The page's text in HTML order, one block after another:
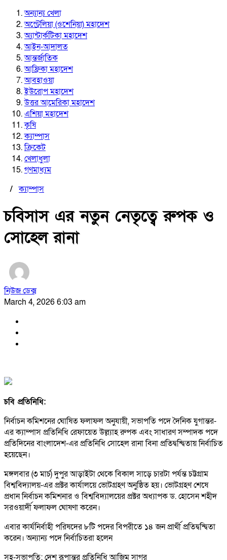
অন্যান্য খেলা
অস্ট্রেলিয়া (ওশেনিয়া) মহাদেশ
অ্যান্টার্কটিকা মহাদেশ
আইন-আদালত
আন্তর্জাতিক
আফ্রিকা মহাদেশ
আবহাওয়া
ইউরোপ মহাদেশ
উত্তর আমেরিকা মহাদেশ
এশিয়া মহাদেশ
কৃষি
ক্যাম্পাস
ক্রিকেট
খেলাধুলা
গণমাধ্যম
/ক্যাম্পাস
চবিসাস এর নতুন নেতৃত্বে রুপক ও
সোহেল রানা
নিউজ ডেক্স
March 4, 2026 6:03 am
চবি প্রতিনিধি:
নির্বাচন কমিশনের ঘোষিত ফলাফল অনুযায়ী, সভাপতি পদে দৈনিক যুগান্তর-
এর ক্যাম্পাস প্রতিনিধি রেফায়েত উল্ল্যাহ রুপক এবং সাধারণ সম্পাদক পদে
প্রতিদিনের বাংলাদেশ-এর প্রতিনিধি সোহেল রানা বিনা প্রতিদ্বন্দ্বিতায় নির্বাচিত
হয়েছেন।
মঙ্গলবার (৩ মার্চ) দুপুর আড়াইটা থেকে বিকাল সাড়ে চারটা পর্যন্ত চট্টগ্রাম
বিশ্ববিদ্যালয়-এর প্রক্টর কার্যালয়ে ভোটগ্রহণ অনুষ্ঠিত হয়। ভোটগ্রহণ শেষে
প্রধান নির্বাচন কমিশনার ও বিশ্ববিদ্যালয়ের প্রক্টর অধ্যাপক ড. হোসেন শহীদ
সরওয়ার্দী ফলাফল ঘোষণা করেন।
এবার কার্যনির্বাহী পরিষদের ৮টি পদের বিপরীতে ১৪ জন প্রার্থী প্রতিদ্বন্দ্বিতা
করেন। অন্যান্য পদে নির্বাচিতরা হলেন
সহ-সভাপতি: দেশ রূপান্তর প্রতিনিধি আজিম সাগর